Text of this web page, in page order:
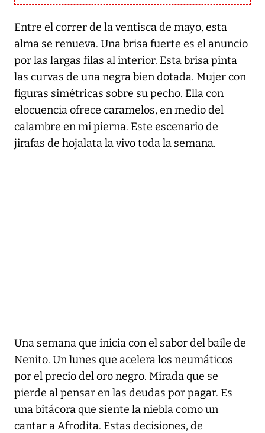
Entre el correr de la ventisca de mayo, esta
alma se renueva. Una brisa fuerte es el anuncio
por las largas filas al interior. Esta brisa pinta
las curvas de una negra bien dotada. Mujer con
figuras simétricas sobre su pecho. Ella con
elocuencia ofrece caramelos, en medio del
calambre en mi pierna. Este escenario de
jirafas de hojalata la vivo toda la semana.
Una semana que inicia con el sabor del baile de
Nenito. Un lunes que acelera los neumáticos
por el precio del oro negro. Mirada que se
pierde al pensar en las deudas por pagar. Es
una bitácora que siente la niebla como un
cantar a Afrodita. Estas decisiones, de